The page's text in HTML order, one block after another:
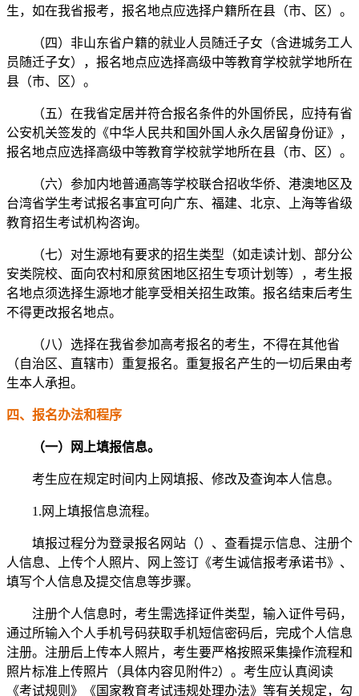
生，如在我省报考，报名地点应选择户籍所在县（市、区）。
（四）非山东省户籍的就业人员随迁子女（含进城务工人
员随迁子女），报名地点应选择高级中等教育学校就学地所在
县（市、区）。
（五）在我省定居并符合报名条件的外国侨民，应持有省
公安机关签发的《中华人民共和国外国人永久居留身份证》，
报名地点应选择高级中等教育学校就学地所在县（市、区）。
（六）参加内地普通高等学校联合招收华侨、港澳地区及
台湾省学生考试报名事宜可向广东、福建、北京、上海等省级
教育招生考试机构咨询。
（七）对生源地有要求的招生类型（如走读计划、部分公
安类院校、面向农村和原贫困地区招生专项计划等），考生报
名地点须选择生源地才能享受相关招生政策。报名结束后考生
不得更改报名地点。
（八）选择在我省参加高考报名的考生，不得在其他省
（自治区、直辖市）重复报名。重复报名产生的一切后果由考
生本人承担。
四、报名办法和程序
（一）网上填报信息。
考生应在规定时间内上网填报、修改及查询本人信息。
1.网上填报信息流程。
填报过程分为登录报名网站（）、查看提示信息、注册个
人信息、上传个人照片、网上签订《考生诚信报考承诺书》、
填写个人信息及提交信息等步骤。
注册个人信息时，考生需选择证件类型，输入证件号码，
通过所输入个人手机号码获取手机短信密码后，完成个人信息
注册。注册后上传本人照片，考生要严格按照采集操作流程和
照片标准上传照片（具体内容见附件2）。考生应认真阅读
《考试规则》《国家教育考试违规处理办法》等有关规定，勾